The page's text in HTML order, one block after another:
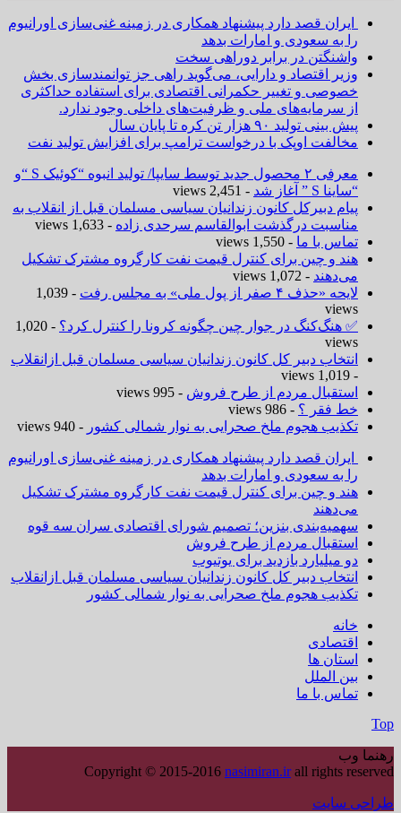
ایران قصد دارد پیشنهاد همکاری در زمینه غنی‌سازی اورانیوم
را به سعودی و امارات بدهد
واشنگتن در برابر دوراهی سخت
وزیر اقتصاد و دارایی، می‌گوید راهی جز توانمندسازی بخش
خصوصی و تغییر حکمرانی اقتصادی برای استفاده حداکثری
از سرمایه‌های ملی و ظرفیت‌های داخلی وجود ندارد.
پیش بینی تولید ۹۰ هزار تن کره تا پایان سال
مخالفت اوپک با درخواست ترامپ برای افزایش تولید نفت
معرفی ۲ محصول جدید توسط سایپا/ تولید انبوه “کوئیک S “و
“ساینا S ” آغاز شد
- 2,451 views
پیام دبیرکل کانون زندانیان سیاسی مسلمان قبل از انقلاب به
مناسبت درگذشت ابوالقاسم سرحدی زاده - 1,633 views
تماس با ما - 1,550 views
هند و چین برای کنترل قیمت نفت کارگروه مشترک تشکیل
می‌دهند - 1,072 views
لایحه «حذف ۴ صفر از پول ملی» به مجلس رفت
- 1,039
views
✅ هنگ‌کنگ در جوار چین چگونه کرونا را کنترل کرد؟
- 1,020
views
انتخاب دبیر کل کانون زندانیان سیاسی مسلمان قبل ازانقلاب
- 1,019 views
استقبال مردم از طرح فروش - 995 views
خط فقر ؟ - 986 views
تکذیب هجوم ملخ صحرایی به نوار شمالی کشور - 940 views
ایران قصد دارد پیشنهاد همکاری در زمینه غنی‌سازی اورانیوم
را به سعودی و امارات بدهد
هند و چین برای کنترل قیمت نفت کارگروه مشترک تشکیل
می‌دهند
سهمیه‌بندی بنزین؛ تصمیم شورای اقتصادی سران سه قوه
استقبال مردم از طرح فروش
دو میلیارد بازدید برای یوتیوب
انتخاب دبیر کل کانون زندانیان سیاسی مسلمان قبل ازانقلاب
تکذیب هجوم ملخ صحرایی به نوار شمالی کشور
خانه
اقتصادی
استان ها
بین الملل
تماس با ما
Top
رهنما وب
Copyright © 2015-2016 nasimiran.irall rights reserved
طراحی سایت